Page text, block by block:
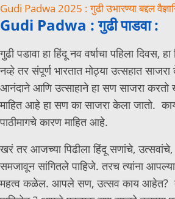
Gudi Padwa 2025 : गुढी उभारण्या बद्दल
Gudi Padwa : गुढी पाडवा :
गुढी पडावा हा हिंदू नव वर्षाचा पहिला दिवस,
नव्हे तर संपूर्ण भारतात मोठ्या उत्सहात
आनंदाने आणि उत्साहाने हा सण साजरा करतो
माहित आहे हा सण का साजरा केला जातो.
पाठीमागचे कारण माहित आहे.
खरं तर आजच्या पिढीला हिंदू सणांचे,
समजावून सांगितले पाहिजे. तरच त्यांना
महत्व कळेल. आपले सण, उत्सव काय